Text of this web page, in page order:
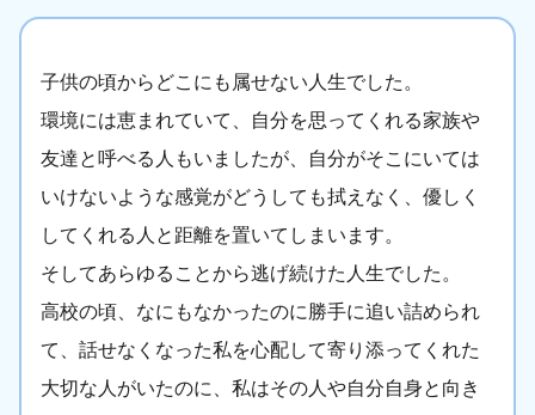
子供の頃からどこにも属せない人生でした。
環境には恵まれていて、自分を思ってくれる家族や
友達と呼べる人もいましたが、自分がそこにいては
いけないような感覚がどうしても拭えなく、優しく
してくれる人と距離を置いてしまいます。
そしてあらゆることから逃げ続けた人生でした。
高校の頃、なにもなかったのに勝手に追い詰められ
て、話せなくなった私を心配して寄り添ってくれた
大切な人がいたのに、私はその人や自分自身と向き